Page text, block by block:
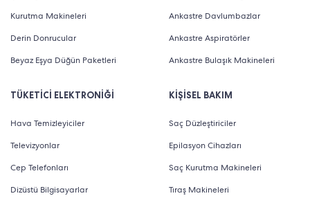
Kurutma Makineleri
Derin Donrucular
Beyaz Eşya Düğün Paketleri
TÜKETİCİ ELEKTRONİĞİ
Hava Temizleyiciler
Televizyonlar
Cep Telefonları
Dizüstü Bilgisayarlar
Ankastre Davlumbazlar
Ankastre Aspiratörler
Ankastre Bulaşık Makineleri
KİŞİSEL BAKIM
Saç Düzleştiriciler
Epilasyon Cihazları
Saç Kurutma Makineleri
Tıraş Makineleri